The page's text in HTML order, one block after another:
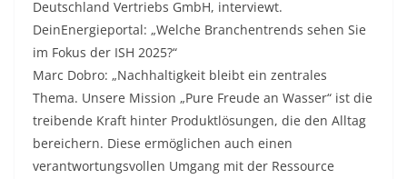
Deutschland Vertriebs GmbH, interviewt.
DeinEnergieportal: „Welche Branchentrends sehen Sie
im Fokus der ISH 2025?“
Marc Dobro: „Nachhaltigkeit bleibt ein zentrales
Thema. Unsere Mission „Pure Freude an Wasser“ ist die
treibende Kraft hinter Produktlösungen, die den Alltag
bereichern. Diese ermöglichen auch einen
verantwortungsvollen Umgang mit der Ressource